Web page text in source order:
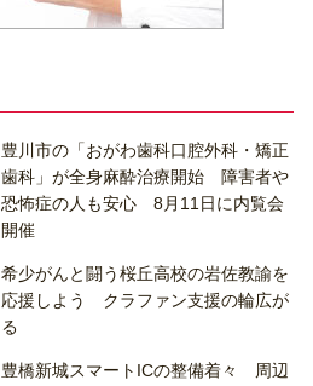
豊川市の「おがわ歯科口腔外科・矯正
歯科」が全身麻酔治療開始 障害者や
恐怖症の人も安心 8月11日に内覧会
開催
希少がんと闘う桜丘高校の岩佐教諭を
応援しよう クラファン支援の輪広が
る
豊橋新城スマートICの整備着々 周辺